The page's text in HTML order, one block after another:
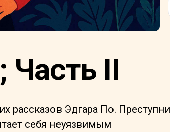
Часть II
рассказов Эдгара По.
себя неуязвимым